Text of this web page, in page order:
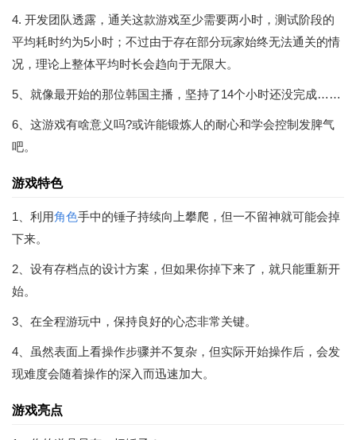
4. 开发团队透露，通关这款游戏至少需要两小时，测试阶段的
平均耗时约为5小时；不过由于存在部分玩家始终无法通关的情
况，理论上整体平均时长会趋向于无限大。
5、就像最开始的那位韩国主播，坚持了14个小时还没完成……
6、这游戏有啥意义吗?或许能锻炼人的耐心和学会控制发脾气
吧。
游戏特色
1、利用角色手中的锤子持续向上攀爬，但一不留神就可能会掉
下来。
2、设有存档点的设计方案，但如果你掉下来了，就只能重新开
始。
3、在全程游玩中，保持良好的心态非常关键。
4、虽然表面上看操作步骤并不复杂，但实际开始操作后，会发
现难度会随着操作的深入而迅速加大。
游戏亮点